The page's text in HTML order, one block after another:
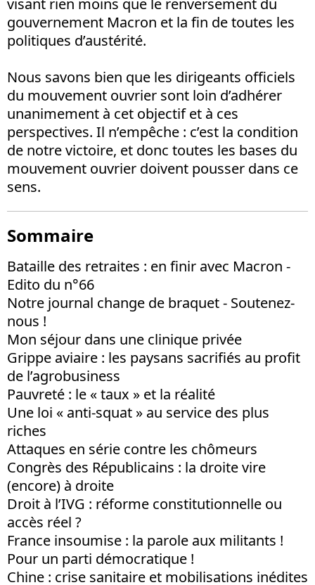
gouvernement Macron et la fin de toutes les
politiques d’austérité.
Nous savons bien que les dirigeants officiels
du mouvement ouvrier sont loin d’adhérer
unanimement à cet objectif et à ces
perspectives. Il n’empêche : c’est la condition
de notre victoire, et donc toutes les bases du
mouvement ouvrier doivent pousser dans ce
sens.
Sommaire
Bataille des retraites : en finir avec Macron -
Edito du n°66
Notre journal change de braquet - Soutenez-
nous !
Mon séjour dans une clinique privée
Grippe aviaire : les paysans sacrifiés au profit
de l’agrobusiness
Pauvreté : le « taux » et la réalité
Une loi « anti-squat » au service des plus
riches
Attaques en série contre les chômeurs
Congrès des Républicains : la droite vire
(encore) à droite
Droit à l’IVG : réforme constitutionnelle ou
accès réel ?
France insoumise : la parole aux militants !
Pour un parti démocratique !
Chine : crise sanitaire et mobilisations inédites